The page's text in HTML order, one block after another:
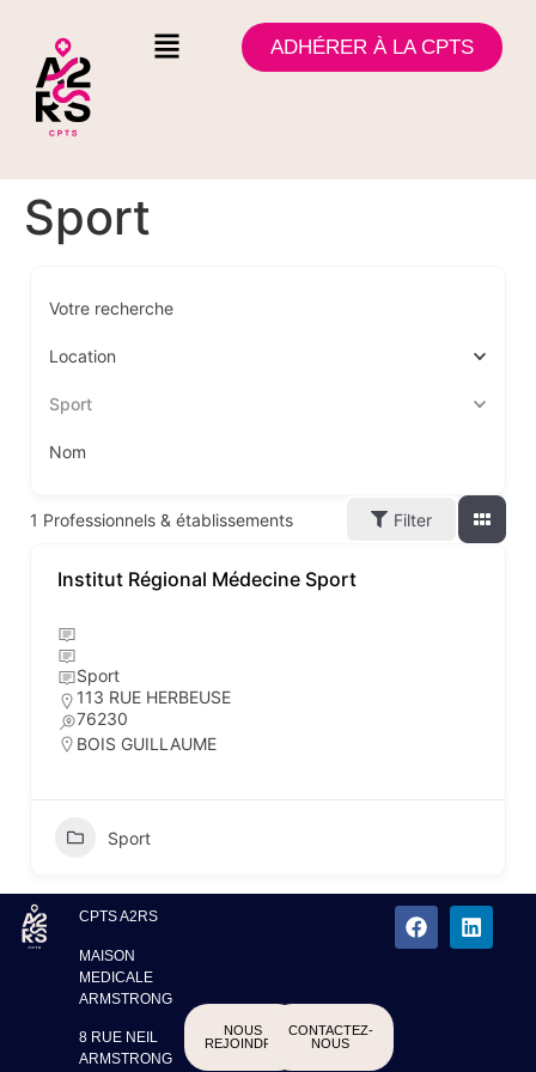
ADHÉRER À LA CPTS
Sport
Votre recherche
Location
Sport
Nom
1 Professionnels & établissements Filter
Institut Régional Médecine Sport
Sport
113 RUE HERBEUSE
76230
BOIS GUILLAUME
Sport
CPTS A2RS
MAISON
MEDICALE
ARMSTRONG
8 RUE NEIL
ARMSTRONG
NOUS
REJOINDRE
CONTACTEZ-
NOUS